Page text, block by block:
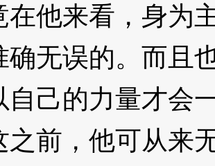
来看，身为主
确无误的。而且
自己的力量才会
，他可从来无